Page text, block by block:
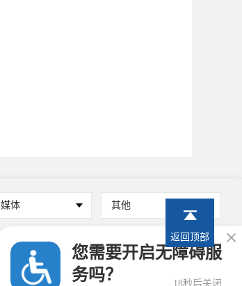
体 其他
返回顶部
您需要开启无障碍服
务吗？
18秒后关闭
